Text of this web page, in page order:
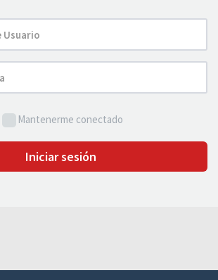
Mantenerme conectado
Iniciar sesión